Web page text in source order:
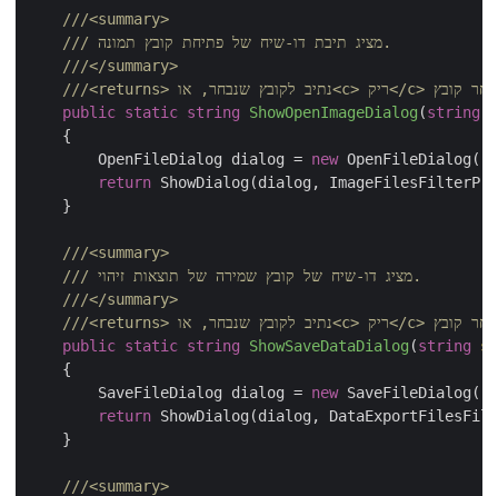
///<summary>
///
מציג תיבת דו-שיח של פתיחת קובץ תמונה.
///</summary>
///<returns> נתיב לקובץ שנבחר, או<c> ריק</c>
public static string ShowOpenImageDialog (string
    {
        OpenFileDialog dialog =
new OpenFileDialog();
return ShowDialog(dialog,
    }
///<summary>
///
מציג דו-שיח של קובץ שמירה של תוצאות זיהוי.
///</summary>
///<returns> נתיב לקובץ שנבחר, או<c> ריק</c>
public static string ShowSaveDataDialog (string
    {
        SaveFileDialog dialog =
new SaveFileDialog();
return ShowDialog(dialog,
    }
///<summary>